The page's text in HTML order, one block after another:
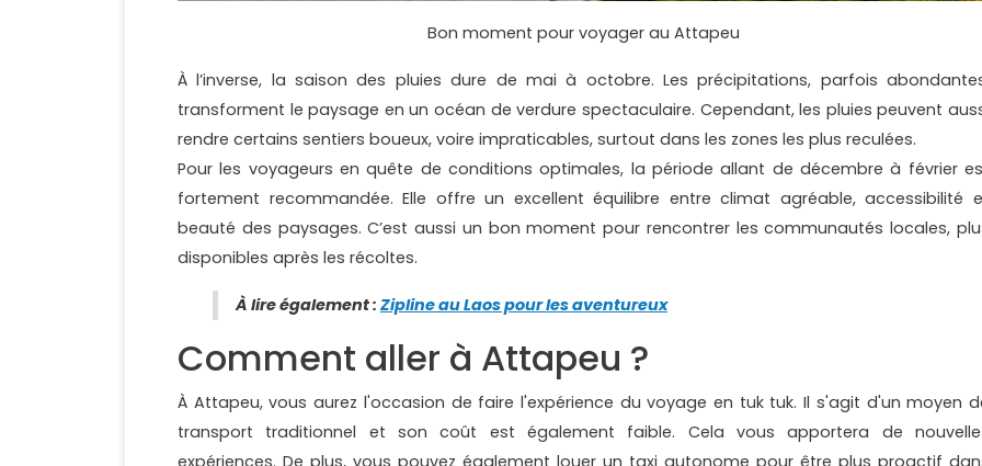
Bon moment pour voyager au Attapeu
À l’inverse, la saison des pluies dure de mai à octobre. Les précipitations, parfois
transforment le paysage en un océan de verdure spectaculaire. Cependant, les pluies peuvent
rendre certains sentiers boueux, voire impraticables, surtout dans les zones les plus reculées.
Pour les voyageurs en quête de conditions optimales, la période allant de décembre à février
fortement recommandée. Elle offre un excellent équilibre entre climat agréable, accessibilité
beauté des paysages. C’est aussi un bon moment pour rencontrer les communautés locales,
disponibles après les récoltes.
À lire également : Zipline au Laos pour les aventureux
Comment aller à Attapeu ?
À Attapeu, vous aurez l'occasion de faire l'expérience du voyage en tuk tuk. Il s'agit d'un moyen
transport traditionnel et son coût est également faible. Cela vous apportera de
expériences. De plus, vous pouvez également louer un taxi autonome pour être plus proactif